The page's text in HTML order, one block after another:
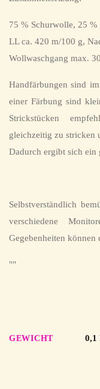
75 % Schurwolle, 25 %
LL ca. 420 m/100 g,
Wollwaschgang max.
Handfärbungen sind
einer Färbung sind
Strickstücken
gleichzeitig zu stricken
Dadurch ergibt sich ein
Selbstverständlich
verschiedene
Gegebenheiten können
""
GEWICHT 0,1